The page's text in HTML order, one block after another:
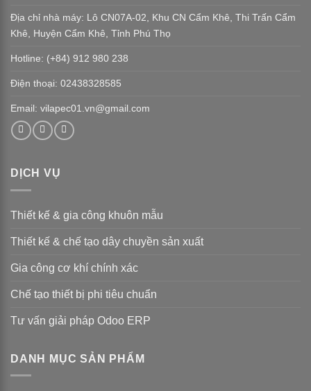
Địa chỉ nhà máy: Lô CN07A-02, Khu CN Cẩm Khê, Thi Trấn Cẩm
Khê, Huyện Cẩm Khê, Tỉnh Phú Thọ
Hotline: (+84) 912 980 238
Điện thoại: 02438328585
Email: vilapec01.vn@gmail.com
DỊCH VỤ
Thiết kế & gia công khuôn mẫu
Thiết kế & chế tạo dây chuyền sản xuất
Gia công cơ khí chính xác
Chế tạo thiết bị phi tiêu chuẩn
Tư vấn giải pháp Odoo ERP
DANH MỤC SẢN PHẨM